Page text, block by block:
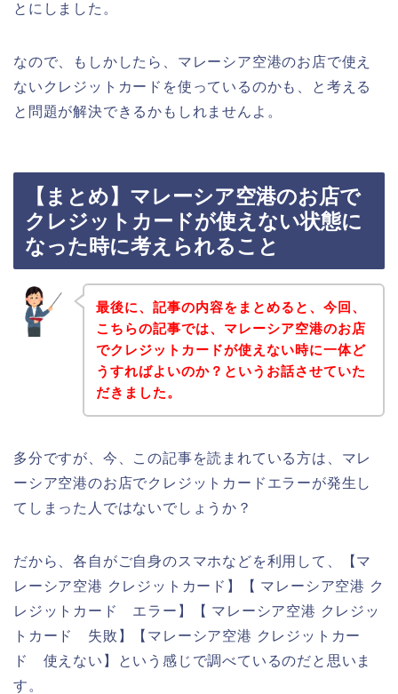
とにしました。
なので、もしかしたら、マレーシア空港のお店で使え
ないクレジットカードを使っているのかも、と考える
と問題が解決できるかもしれませんよ。
【まとめ】マレーシア空港のお店で
クレジットカードが使えない状態に
なった時に考えられること
最後に、記事の内容をまとめると、今回、
こちらの記事では、マレーシア空港のお店
でクレジットカードが使えない時に一体ど
うすればよいのか？というお話させていた
だきました。
多分ですが、今、この記事を読まれている方は、マレ
ーシア空港のお店でクレジットカードエラーが発生し
てしまった人ではないでしょうか？
だから、各自がご自身のスマホなどを利用して、【マ
レーシア空港 クレジットカード】【 マレーシア空港 ク
レジットカード エラー】【 マレーシア空港 クレジッ
トカード 失敗】【マレーシア空港 クレジットカー
ド 使えない】という感じで調べているのだと思いま
す。